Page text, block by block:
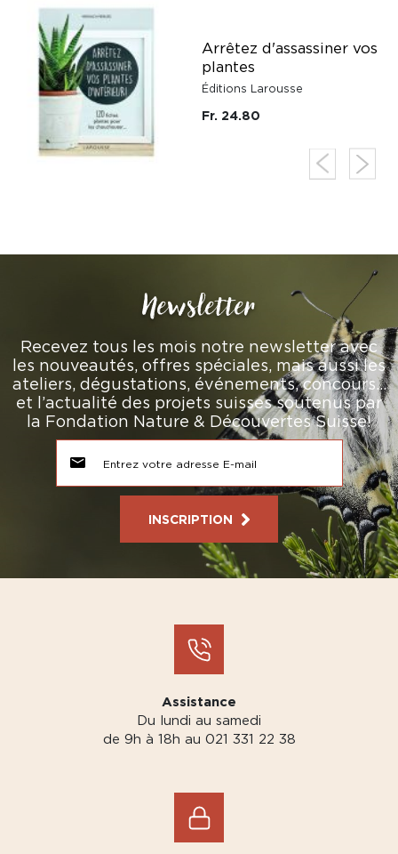
Arrêtez d'assassiner vos
plantes
Éditions Larousse
Fr. 24.80
Newsletter
Recevez tous les mois notre newsletter avec
les nouveautés, offres spéciales, mais aussi les
ateliers, dégustations, événements, concours…
et l’actualité des projets suisses soutenus par
la Fondation Nature & Découvertes Suisse!
INSCRIPTION
Assistance
Du lundi au samedi
de 9h à 18h au 021 331 22 38